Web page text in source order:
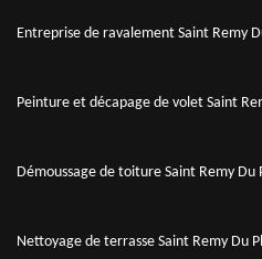
Entreprise de ravalement Saint Remy
Peinture et décapage de volet Saint
Démoussage de toiture Saint Remy Du
Nettoyage de terrasse Saint Remy Du